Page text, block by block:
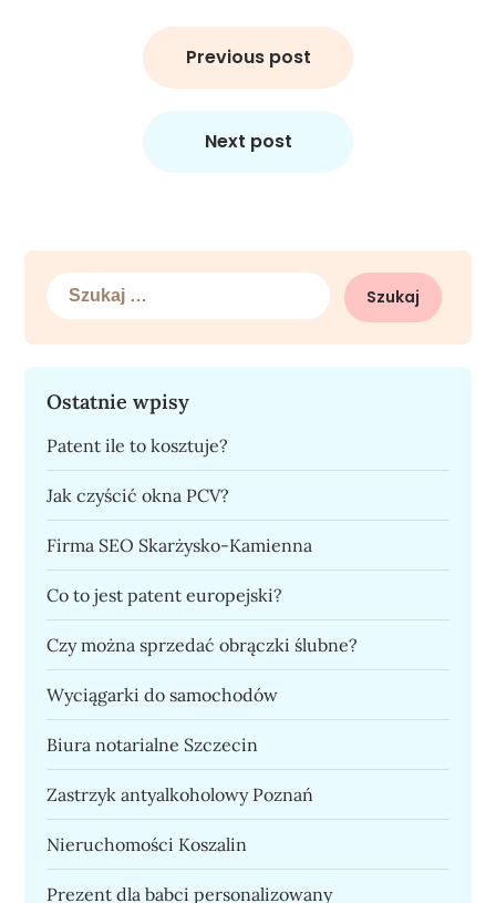
Previous post
Next post
Szukaj:
Ostatnie wpisy
Patent ile to kosztuje?
Jak czyścić okna PCV?
Firma SEO Skarżysko-Kamienna
Co to jest patent europejski?
Czy można sprzedać obrączki ślubne?
Wyciągarki do samochodów
Biura notarialne Szczecin
Zastrzyk antyalkoholowy Poznań
Nieruchomości Koszalin
Prezent dla babci personalizowany